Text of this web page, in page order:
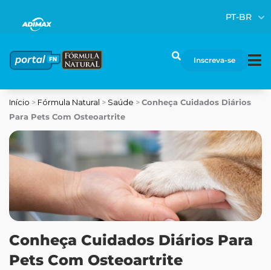
conteúdo
PT-BR
Inscreva-se
Pesquisar
Início > Fórmula Natural > Saúde > Conheça Cuidados Diários
Para Pets Com Osteoartrite
Conheça Cuidados Diários Para
Pets Com Osteoartrite